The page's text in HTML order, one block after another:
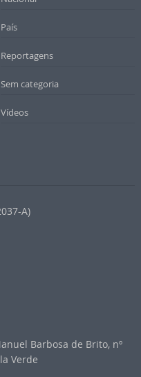
País
Reportagens
Sem categoria
Vídeos
A)
Barbosa de Brito, nº
Verde